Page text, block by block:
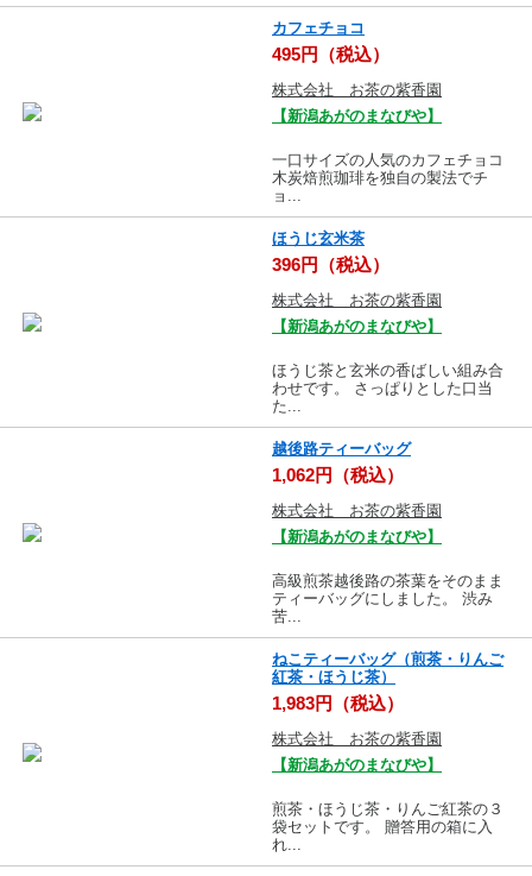
カフェチョコ
495円（税込）
株式会社 お茶の紫香園
【新潟あがのまなびや】
一口サイズの人気のカフェチョコ
木炭焙煎珈琲を独自の製法でチ
ョ...
ほうじ玄米茶
396円（税込）
株式会社 お茶の紫香園
【新潟あがのまなびや】
ほうじ茶と玄米の香ばしい組み合
わせです。 さっぱりとした口当
た...
越後路ティーバッグ
1,062円（税込）
株式会社 お茶の紫香園
【新潟あがのまなびや】
高級煎茶越後路の茶葉をそのまま
ティーバッグにしました。 渋み
苦...
ねこティーバッグ（煎茶・りんご
紅茶・ほうじ茶）
1,983円（税込）
株式会社 お茶の紫香園
【新潟あがのまなびや】
煎茶・ほうじ茶・りんご紅茶の３
袋セットです。 贈答用の箱に入
れ...